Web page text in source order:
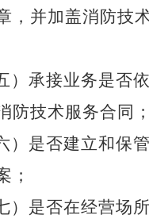
，并加盖消防技
）承接业务是否
防技术服务合同；
）是否建立和保
；
）是否在经营场